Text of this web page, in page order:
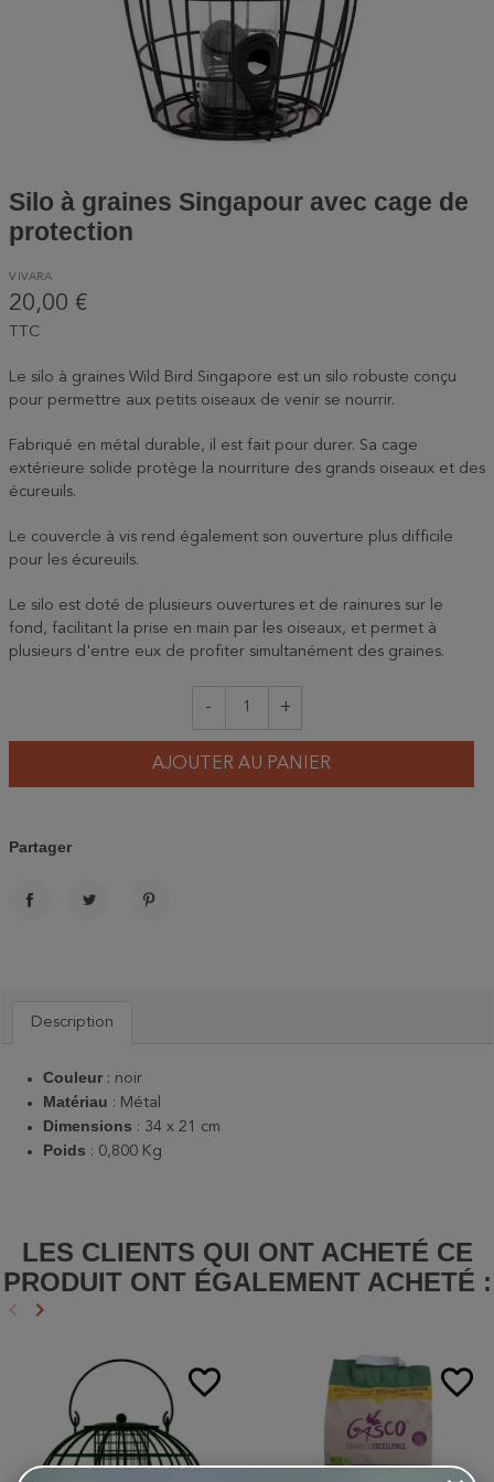
Silo à graines Singapour avec cage de
protection
VIVARA
20,00 €
TTC
Le silo à graines Wild Bird Singapore est un silo robuste conçu
pour permettre aux petits oiseaux de venir se nourrir.
Fabriqué en métal durable, il est fait pour durer. Sa cage
extérieure solide protège la nourriture des grands oiseaux et des
écureuils.
Le couvercle à vis rend également son ouverture plus difficile
pour les écureuils.
Le silo est doté de plusieurs ouvertures et de rainures sur le
fond, facilitant la prise en main par les oiseaux, et permet à
plusieurs d'entre eux de profiter simultanément des graines.
- +
AJOUTER AU PANIER
Partager
Description
Couleur : noir
Matériau : Métal
Dimensions : 34 x 21 cm
Poids : 0,800 Kg
LES CLIENTS QUI ONT ACHETÉ CE
PRODUIT ONT ÉGALEMENT ACHETÉ :
Précédent
keyboard_arrow_left Suivant
keyboard_arrow_right
favorite_border favorite_border